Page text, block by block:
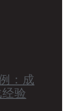
：成
验